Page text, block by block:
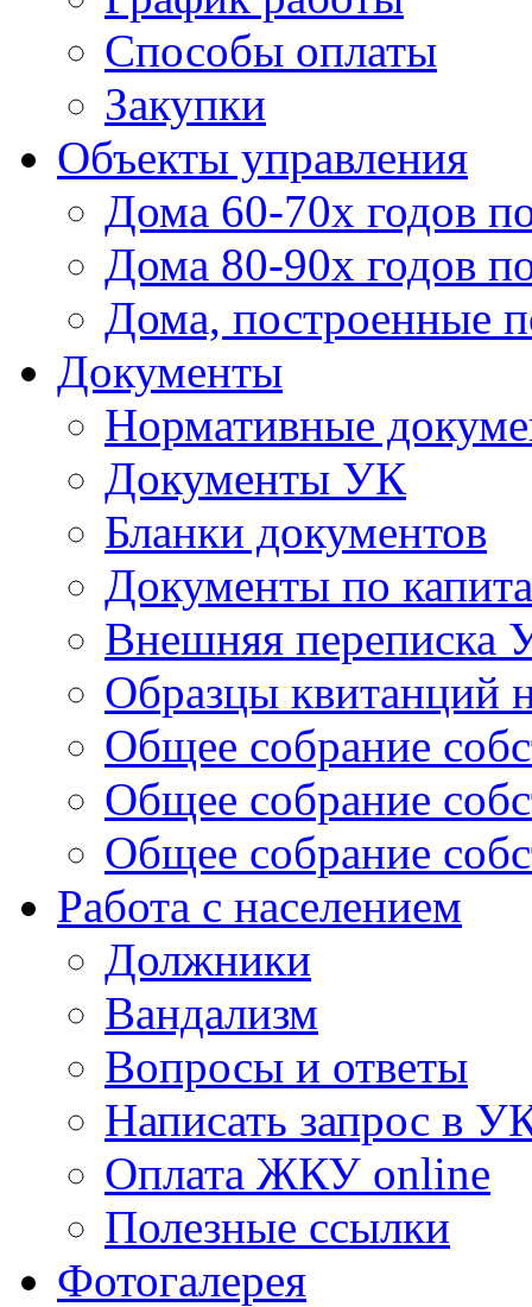
Способы оплаты
Закупки
Объекты управления
Дома 60-70х годов
Дома 80-90х годов
Дома, построенные
Документы
Нормативные
Документы УК
Бланки документов
Документы по
Внешняя переписка
Образцы квитанций
Общее собрание
Общее собрание
Общее собрание
Работа с населением
Должники
Вандализм
Вопросы и ответы
Написать запрос в
Оплата ЖКУ online
Полезные ссылки
Фотогалерея